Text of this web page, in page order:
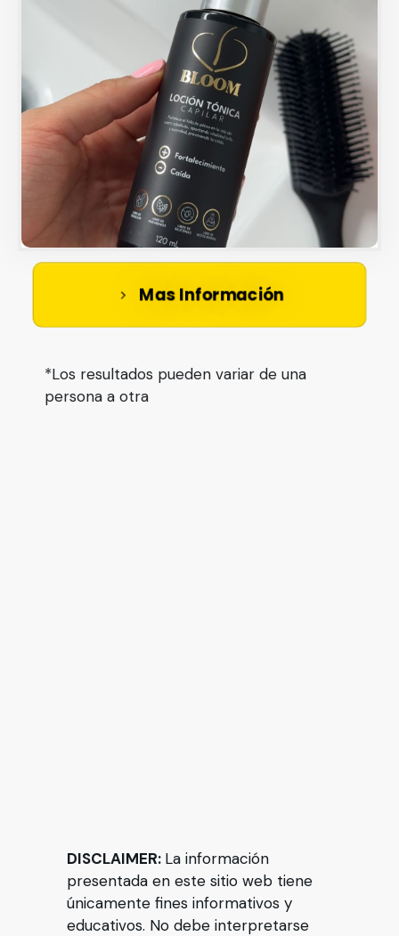
Mas Información
*Los resultados pueden variar de una
persona a otra
DISCLAIMER: La información
presentada en este sitio web tiene
únicamente fines informativos y
educativos. No debe interpretarse